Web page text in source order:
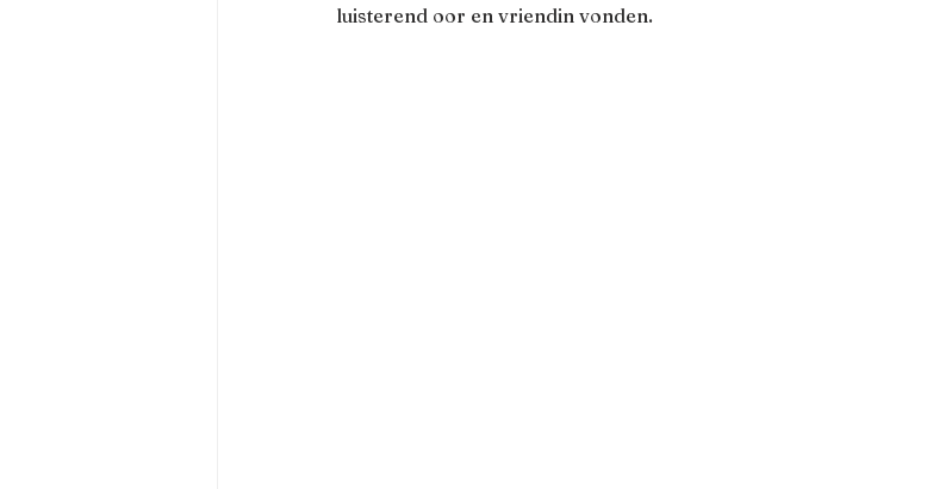
luisterend oor en vriendin vonden.